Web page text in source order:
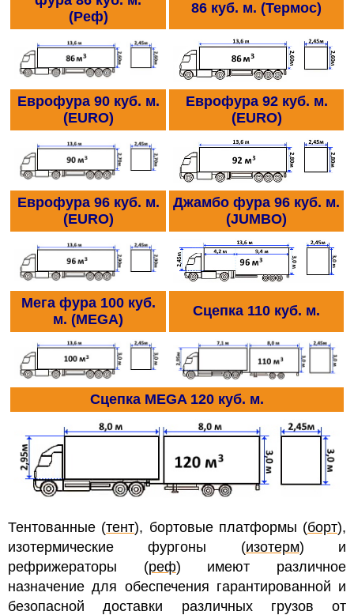
(Реф)
86 куб. м. (Термос)
Еврофура 90 куб. м.
(EURO)
Еврофура 92 куб. м.
(EURO)
Еврофура 96 куб. м.
(EURO)
Джамбо фура 96 куб. м.
(JUMBО)
Мега фура 100 куб.
м. (MEGA)
Сцепка 110 куб. м.
Сцепка MEGA 120 куб. м.
Тентованные (тент), бортовые платформы (борт),
изотермические фургоны (изотерм) и
рефрижераторы (реф) имеют различное
назначение для обеспечения гарантированной и
безопасной доставки различных грузов от